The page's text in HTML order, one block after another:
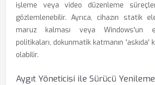
işleme veya video düzenleme
gözlemlenebilir. Ayrıca, cihazın statik
maruz kalması veya Windows'un
politikaları, dokunmatik katmanın 'askıda'
olabilir.
Aygıt Yöneticisi ile Sürücü Yenileme